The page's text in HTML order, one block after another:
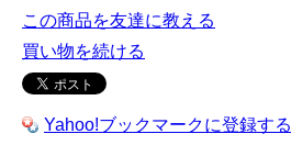
この商品を友達に教える
買い物を続ける
Yahoo!ブックマークに登録する